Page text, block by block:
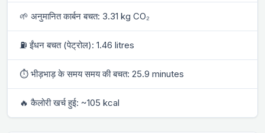
🌱 अनुमानित कार्बन बचत: 3.31 kg CO₂
⛽ ईंधन बचत (पेट्रोल): 1.46 litres
⏱ भीड़भाड़ के समय समय की बचत: 25.9 minutes
🔥 कैलोरी खर्च हुई: ~105 kcal